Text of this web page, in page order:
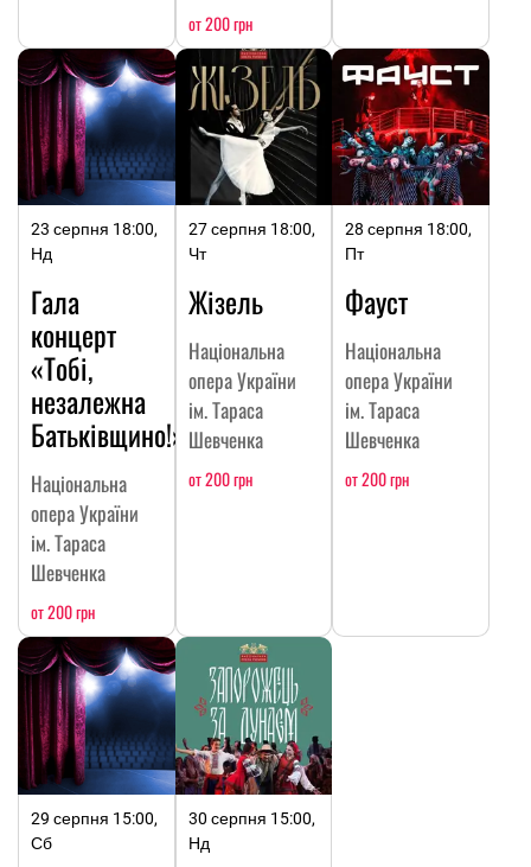
от 200 грн
23 серпня 18:00,
Нд
Гала
концерт
«Тобі,
незалежна
Батьківщино!»
Національна
опера України
ім. Тараса
Шевченка
от 200 грн
27 серпня 18:00,
Чт
Жізель
Національна
опера України
ім. Тараса
Шевченка
от 200 грн
28 серпня 18:00,
Пт
Фауст
Національна
опера України
ім. Тараса
Шевченка
от 200 грн
29 серпня 15:00,
Сб
30 серпня 15:00,
Нд